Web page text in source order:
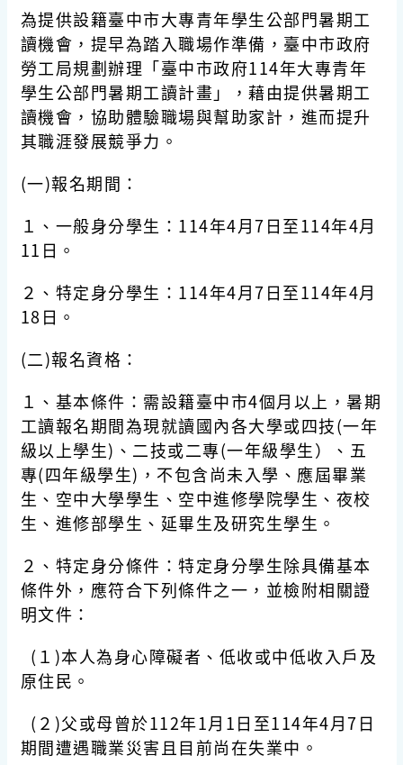
為提供設籍臺中市大專青年學生公部門暑期工
讀機會，提早為踏入職場作準備，臺中市政府
勞工局規劃辦理「臺中市政府114年大專青年
學生公部門暑期工讀計畫」，藉由提供暑期工
讀機會，協助體驗職場與幫助家計，進而提升
其職涯發展競爭力。
(一)報名期間：
１、一般身分學生：114年4月7日至114年4月
11日。
２、特定身分學生：114年4月7日至114年4月
18日。
(二)報名資格：
１、基本條件：需設籍臺中市4個月以上，暑期
工讀報名期間為現就讀國內各大學或四技(一年
級以上學生)、二技或二專(一年級學生）、五
專(四年級學生)，不包含尚未入學、應屆畢業
生、空中大學學生、空中進修學院學生、夜校
生、進修部學生、延畢生及研究生學生。
２、特定身分條件：特定身分學生除具備基本
條件外，應符合下列條件之一，並檢附相關證
明文件：
(１)本人為身心障礙者、低收或中低收入戶及
原住民。
(２)父或母曾於112年1月1日至114年4月7日
期間遭遇職業災害且目前尚在失業中。